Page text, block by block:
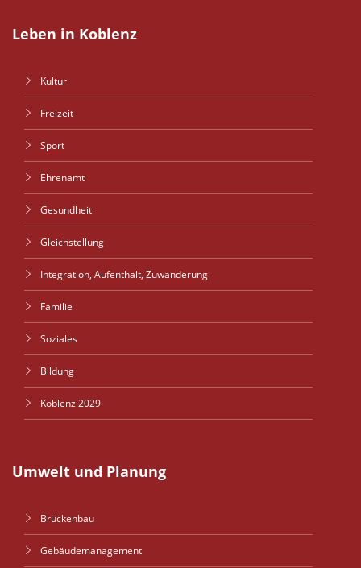
Leben in Koblenz
Kultur
Freizeit
Sport
Ehrenamt
Gesundheit
Gleichstellung
Integration, Aufenthalt, Zuwanderung
Familie
Soziales
Bildung
Koblenz 2029
Umwelt und Planung
Brückenbau
Gebäudemanagement